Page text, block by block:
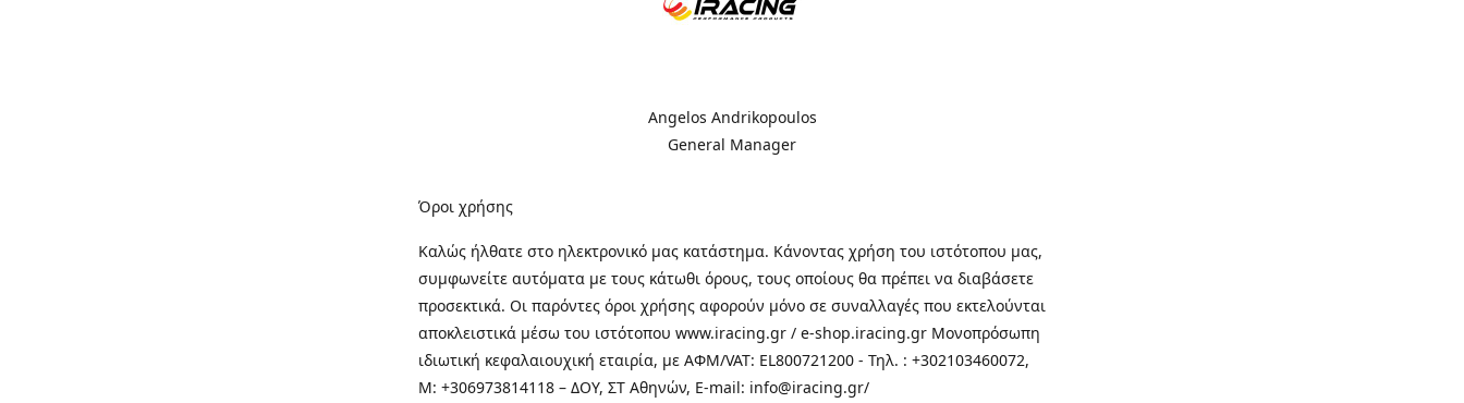
Angelos Andrikopoulos
General Manager
Όροι χρήσης
Καλώς ήλθατε στo ηλεκτρονικό μας κατάστημα. Κάνοντας χρήση του ιστότοπου μας,
συμφωνείτε αυτόματα με τους κάτωθι όρους, τους οποίους θα πρέπει να διαβάσετε
προσεκτικά. Οι παρόντες όροι χρήσης αφορούν μόνο σε συναλλαγές που εκτελούνται
αποκλειστικά μέσω του ιστότοπου www.iracing.gr / e-shop.iracing.gr Μονοπρόσωπη
ιδιωτική κεφαλαιουχική εταιρία, με ΑΦΜ/VAT: EL800721200 - Τηλ. : +302103460072,
M: +306973814118 – ΔΟΥ, ΣΤ Αθηνών, E-mail: info@iracing.gr/